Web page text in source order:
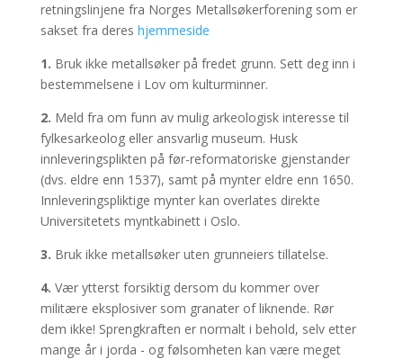
retningslinjene fra Norges Metallsøkerforening som er
sakset fra deres hjemmeside
1. Bruk ikke metallsøker på fredet grunn. Sett deg inn i
bestemmelsene i Lov om kulturminner.
2. Meld fra om funn av mulig arkeologisk interesse til
fylkesarkeolog eller ansvarlig museum. Husk
innleveringsplikten på før-reformatoriske gjenstander
(dvs. eldre enn 1537), samt på mynter eldre enn 1650.
Innleveringspliktige mynter kan overlates direkte
Universitetets myntkabinett i Oslo.
3. Bruk ikke metallsøker uten grunneiers tillatelse.
4. Vær ytterst forsiktig dersom du kommer over
militære eksplosiver som granater of liknende. Rør
dem ikke! Sprengkraften er normalt i behold, selv etter
mange år i jorda - og følsomheten kan være meget